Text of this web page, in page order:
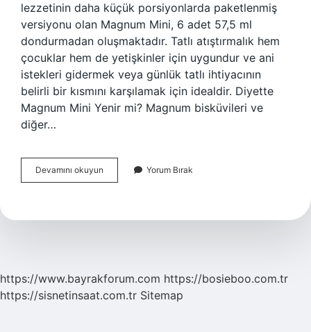
lezzetinin daha küçük porsiyonlarda paketlenmiş
versiyonu olan Magnum Mini, 6 adet 57,5 ​​ml
dondurmadan oluşmaktadır. Tatlı atıştırmalık hem
çocuklar hem de yetişkinler için uygundur ve ani
istekleri gidermek veya günlük tatlı ihtiyacının
belirli bir kısmını karşılamak için idealdir. Diyette
Magnum Mini Yenir mi? Magnum bisküvileri ve
diğer…
Devamını okuyun
Dondurma
Yorum Bırak
https://www.bayrakforum.com https://bosieboo.com.tr
https://sisnetinsaat.com.tr Sitemap